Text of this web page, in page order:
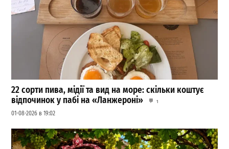
22 сорти пива, мідії та вид на море: скільки коштує
відпочинок у пабі на «Ланжероні»
1
01-08-2026 в 19:02